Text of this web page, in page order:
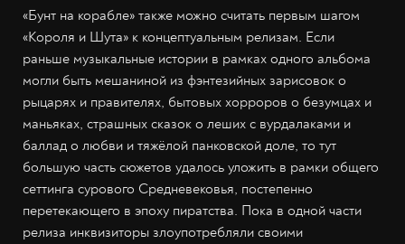
«Бунт на корабле» также можно считать первым шагом
«Короля и Шута» к концептуальным релизам. Если
раньше музыкальные истории в рамках одного альбома
могли быть мешаниной из фэнтезийных зарисовок о
рыцарях и правителях, бытовых хорроров о безумцах и
маньяках, страшных сказок о леших с вурдалаками и
баллад о любви и тяжёлой панковской доле, то тут
большую часть сюжетов удалось уложить в рамки общего
сеттинга сурового Средневековья, постепенно
перетекающего в эпоху пиратства. Пока в одной части
релиза инквизиторы злоупотребляли своими